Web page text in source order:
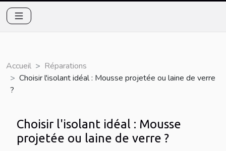
Accueil
Réparations
Choisir l'isolant idéal : Mousse projetée ou laine de verre
?
Choisir l'isolant idéal : Mousse
projetée ou laine de verre ?